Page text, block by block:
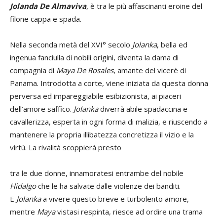
Jolanda De Almaviva, è tra le più affascinanti eroine del
filone cappa e spada.
Nella seconda metà del XVI° secolo Jolanka, bella ed
ingenua fanciulla di nobili origini, diventa la dama di
compagnia di Maya De Rosales, amante del vicerè di
Panama. Introdotta a corte, viene iniziata da questa donna
perversa ed impareggiabile esibizionista, ai piaceri
dell’amore saffico. Jolankadiverrà abile spadaccina e
cavallerizza, esperta in ogni forma di malizia, e riuscendo a
mantenere la propria illibatezza concretizza il vizio e la
virtù. La rivalità scoppierà presto
tra le due donne, innamoratesi entrambe del nobile
Hidalgoche le ha salvate dalle violenze dei banditi.
E Jolankaa vivere questo breve e turbolento amore,
mentre Mayavistasi respinta, riesce ad ordire una trama